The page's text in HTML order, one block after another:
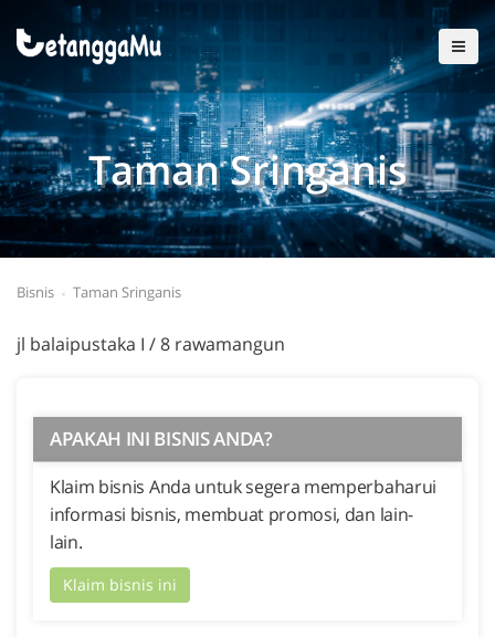
Taman Sringanis
Bisnis Taman Sringanis
jl balaipustaka I / 8 rawamangun
APAKAH INI BISNIS ANDA?
Klaim bisnis Anda untuk segera memperbaharui
informasi bisnis, membuat promosi, dan lain-
lain.
Klaim bisnis ini